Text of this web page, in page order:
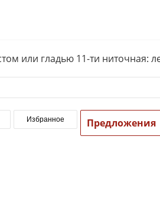
или гладью 11-ти ниточная:
Избранное Предложения